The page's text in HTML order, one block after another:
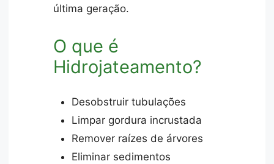
última geração.
O que é
Hidrojateamento?
Desobstruir tubulações
Limpar gordura incrustada
Remover raízes de árvores
Eliminar sedimentos